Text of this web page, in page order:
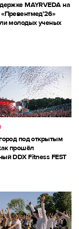
MAYRVEDA на
молодых ученых
под открытым
прошёл
DDX Fitness FEST